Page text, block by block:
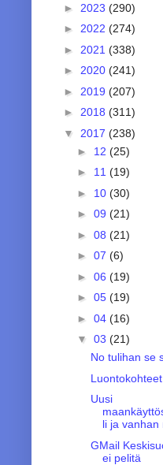
► 2023 (290)
► 2022 (274)
► 2021 (338)
► 2020 (241)
► 2019 (207)
► 2018 (311)
▼ 2017 (238)
► 12 (25)
► 11 (19)
► 10 (30)
► 09 (21)
► 08 (21)
► 07 (6)
► 06 (19)
► 05 (19)
► 04 (16)
▼ 03 (21)
No tulihan se
Uusi
li ja vanhan
GMail
ei pelitä